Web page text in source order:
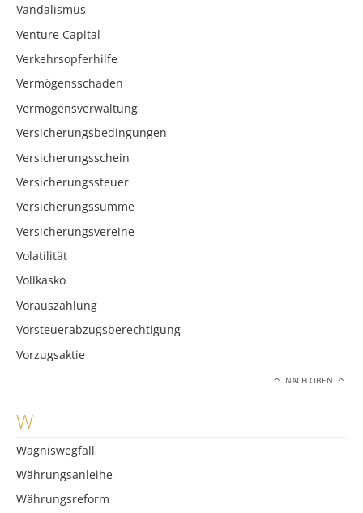
Vandalismus
Venture Capital
Verkehrsopferhilfe
Vermögensschaden
Vermögensverwaltung
Versicherungsbedingungen
Versicherungsschein
Versicherungssteuer
Versicherungssumme
Versicherungsvereine
Volatilität
Vollkasko
Vorauszahlung
Vorsteuerabzugsberechtigung
Vorzugsaktie
NACH OBEN
W
Wagniswegfall
Währungsanleihe
Währungsreform